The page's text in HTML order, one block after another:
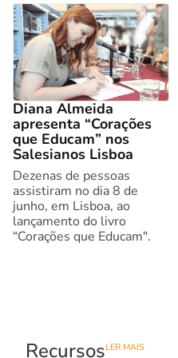
Diana Almeida
apresenta “Corações
que Educam” nos
Salesianos Lisboa
Dezenas de pessoas
assistiram no dia 8 de
junho, em Lisboa, ao
lançamento do livro
“Corações que Educam".
RecursosLER MAIS